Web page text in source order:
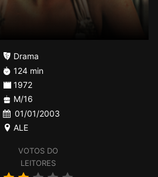
VOTOS DO
LEITORES
Drama
124 min
1972
M/16
01/01/2003
ALE